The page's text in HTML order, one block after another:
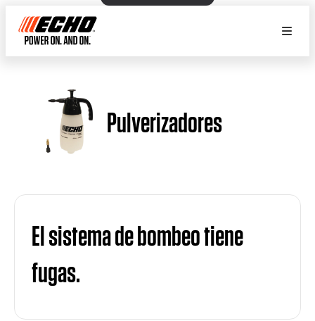
Pulverizadores
El sistema de bombeo tiene
fugas.